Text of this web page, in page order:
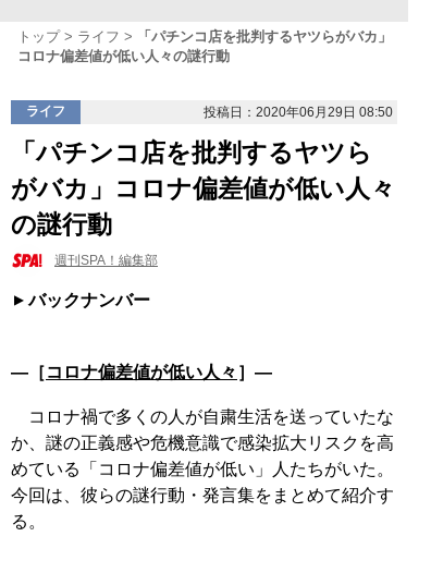
トップ ライフ
「パチンコ店を批判するヤツらがバカ」
コロナ偏差値が低い人々の謎行動
ライフ 投稿日：2020年06月29日 08:50
「パチンコ店を批判するヤツら
がバカ」コロナ偏差値が低い人々
の謎行動
週刊SPA！編集部
バックナンバー
―［コロナ偏差値が低い人々 ］―
コロナ禍で多くの人が自粛生活を送っていたな
か、謎の正義感や危機意識で感染拡大リスクを高
めている「コロナ偏差値が低い」人たちがいた。
今回は、彼らの謎行動・発言集をまとめて紹介す
る。